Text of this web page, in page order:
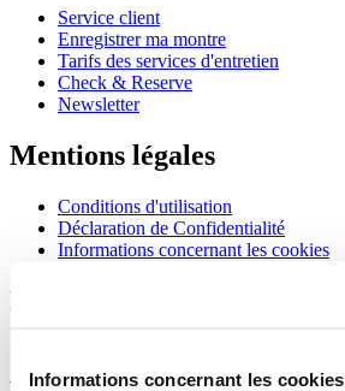
Informations concernant les cookies
Service client
Enregistrer ma montre
Tarifs des services d'entretien
Check & Reserve
Newsletter
Mentions légales
Conditions d'utilisation
Déclaration de Confidentialité
Informations concernant les cookies
Rejoignez le club CERTINA
S'inscrire